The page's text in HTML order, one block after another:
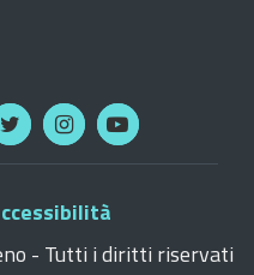
- Tutti i diritti riservati